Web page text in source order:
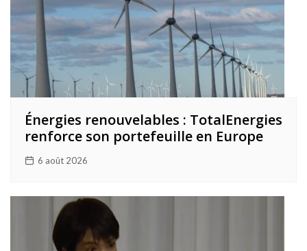
Énergies renouvelables : TotalEnergies
renforce son portefeuille en Europe
6 août 2026